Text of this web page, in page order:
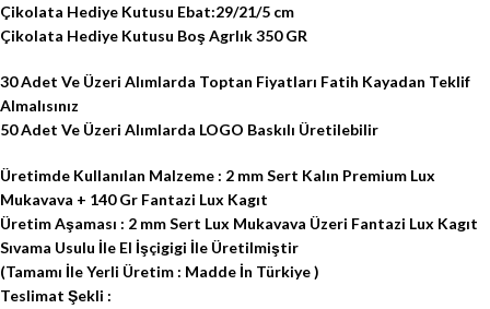
Çikolata Hediye Kutusu Ebat:29/21/5 cm
Çikolata Hediye Kutusu Boş Agrlık 350 GR
30 Adet Ve Üzeri Alımlarda Toptan Fiyatları Fatih Kayadan Teklif
Almalısınız
50 Adet Ve Üzeri Alımlarda LOGO Baskılı Üretilebilir
Üretimde Kullanılan Malzeme : 2 mm Sert Kalın Premium Lux
Mukavava + 140 Gr Fantazi Lux Kagıt
Üretim Aşaması : 2 mm Sert Lux Mukavava Üzeri Fantazi Lux Kagıt
Sıvama Usulu İle El İşçigigi İle Üretilmiştir
(Tamamı İle Yerli Üretim : Madde İn Türkiye )
Teslimat Şekli :